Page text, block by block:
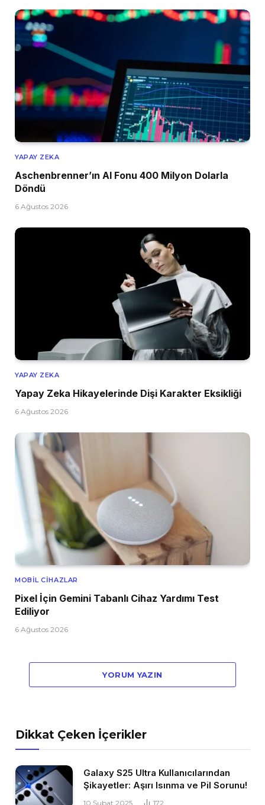
YAPAY ZEKA
Aschenbrenner’ın AI Fonu 400 Milyon Dolarla
Döndü
6 Ağustos 2026
YAPAY ZEKA
Yapay Zeka Hikayelerinde Dişi Karakter Eksikliği
6 Ağustos 2026
MOBIL CIHAZLAR
Pixel İçin Gemini Tabanlı Cihaz Yardımı Test
Ediliyor
6 Ağustos 2026
YORUM YAZIN
Dikkat Çeken İçerikler
Galaxy S25 Ultra Kullanıcılarından
Şikayetler: Aşırı Isınma ve Pil Sorunu!
10 Şubat 2025 172